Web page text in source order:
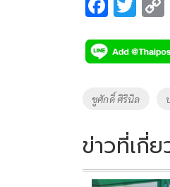
e
b
o
k
tt
er
Tags
ชูศักดิ์ ศิรินิล
ข่าวที่เกี่